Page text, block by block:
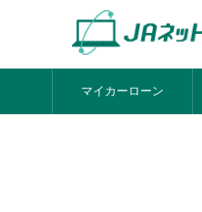
マイカーローン